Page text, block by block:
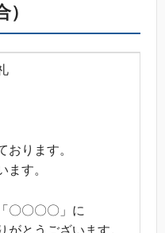
おります。
す。
〇〇〇〇」に
がとうございます。